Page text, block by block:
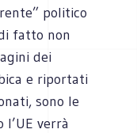
politico
fatto non
dei
e riportati
sono le
verrà